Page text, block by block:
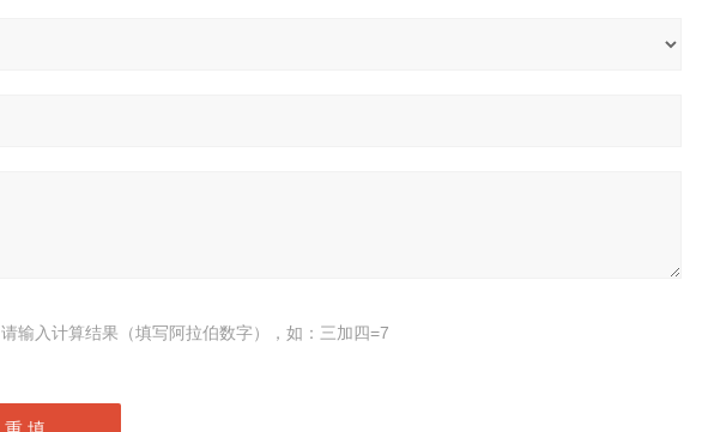
请输入计算结果（填写阿拉伯数字），如：三加四=7